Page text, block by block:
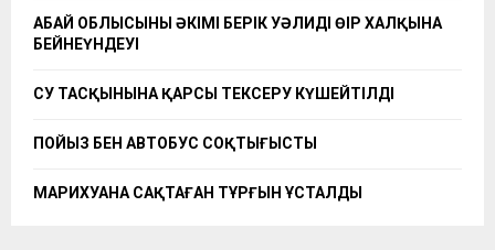
АБАЙ ОБЛЫСЫНЫҢ ӘКІМІ БЕРІК УӘЛИДІҢ ӨҢІР ХАЛҚЫНА
БЕЙНЕҮНДЕУІ
СУ ТАСҚЫНЫНА ҚАРСЫ ТЕКСЕРУ КҮШЕЙТІЛДІ
ПОЙЫЗ БЕН АВТОБУС СОҚТЫҒЫСТЫ
МАРИХУАНА САҚТАҒАН ТҰРҒЫН ҰСТАЛДЫ